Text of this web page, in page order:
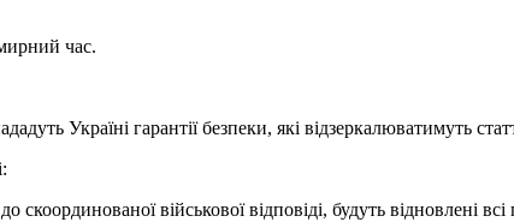
час.
Україні гарантії безпеки, які відзеркалюватимуть
військової відповіді, будуть відновлені всі